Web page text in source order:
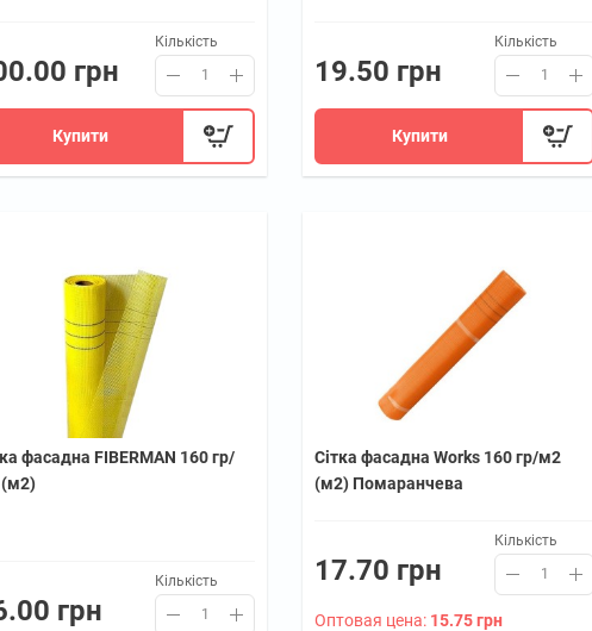
грн
Кількість
Купити
19.50 грн
Кількість
Купити
фасадна FIBERMAN 160 гр/
грн
Кількість
Сітка фасадна Works 160 гр/м2
(м2) Помаранчева
17.70 грн
Кількість
Оптовая цена: 15.75 грн